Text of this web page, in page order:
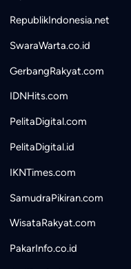
RepublikIndonesia.net
SwaraWarta.co.id
GerbangRakyat.com
IDNHits.com
PelitaDigital.com
PelitaDigital.id
IKNTimes.com
SamudraPikiran.com
WisataRakyat.com
PakarInfo.co.id